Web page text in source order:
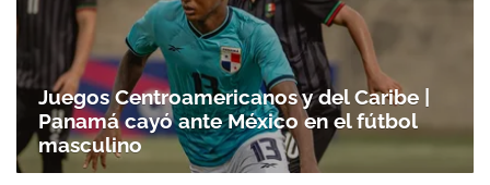
Juegos Centroamericanos y del Caribe |
Panamá cayó ante México en el fútbol
masculino